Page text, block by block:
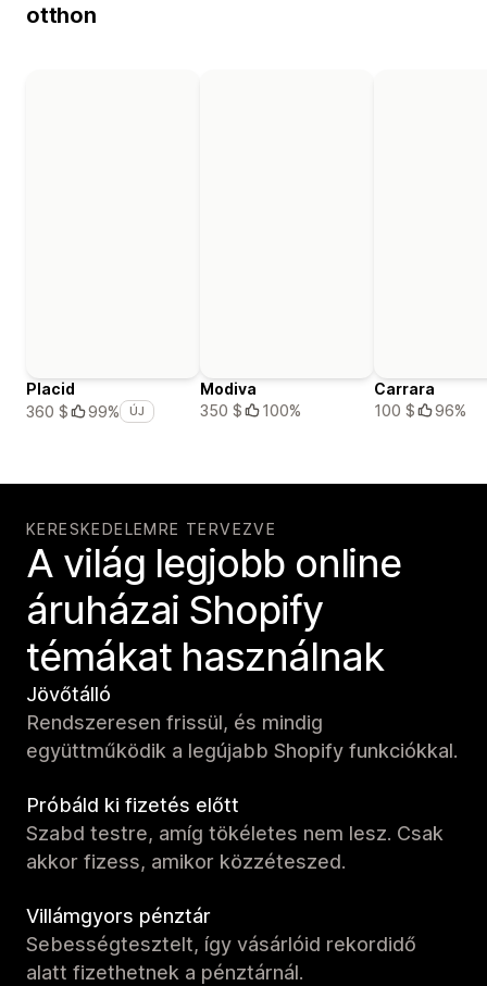
otthon
Placid
360 $
99% ÚJ
Modiva
350 $
100%
Carrara
100 $
96%
KERESKEDELEMRE TERVEZVE
A világ legjobb online
áruházai Shopify
témákat használnak
Jövőtálló
Rendszeresen frissül, és mindig
együttműködik a legújabb Shopify funkciókkal.
Próbáld ki fizetés előtt
Szabd testre, amíg tökéletes nem lesz. Csak
akkor fizess, amikor közzéteszed.
Villámgyors pénztár
Sebességtesztelt, így vásárlóid rekordidő
alatt fizethetnek a pénztárnál.